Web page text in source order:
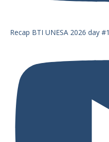
Recap BTI UNESA 2026 day #1